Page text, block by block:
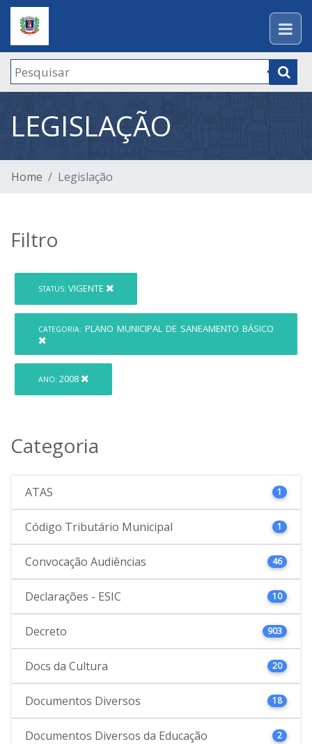
LEGISLAÇÃO
Home Legislação
Filtro
STATUS: VIGENTE
CATEGORIA: PLANO MUNICIPAL DE SANEAMENTO BÁSICO
ANO: 2008
Categoria
ATAS 1
Código Tributário Municipal 1
Convocação Audiências 46
Declarações - ESIC 10
Decreto 903
Docs da Cultura 20
Documentos Diversos 18
Documentos Diversos da Educação 2